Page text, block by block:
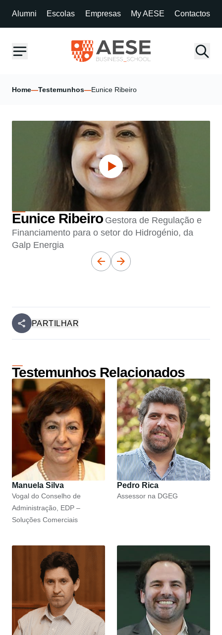
Alumni Escolas Empresas My AESE Contactos
Home—Testemunhos—Eunice Ribeiro
Eunice Ribeiro Gestora de Regulação e
Financiamento para o setor do Hidrogénio, da
Galp Energia
PARTILHAR
Testemunhos Relacionados
Manuela Silva
Vogal do Conselho de
Administração, EDP –
Soluções Comerciais
Pedro Rica
Assessor na DGEG